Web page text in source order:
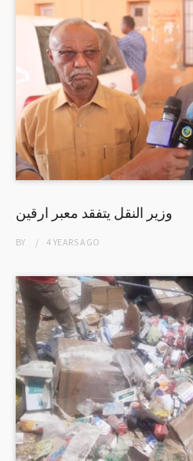
وزير النقل يتفقد معبر ارقين
BY 4 YEARSAGO